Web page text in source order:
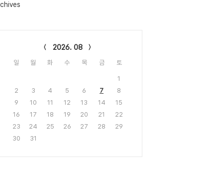
2026. 08
일 월 화 수 목 금 토
1
2
3 4 5 6 7
8
9
10 11 12 13 14
15
16
17 18 19 20 21
22
23
24 25 26 27 28
29
30
31